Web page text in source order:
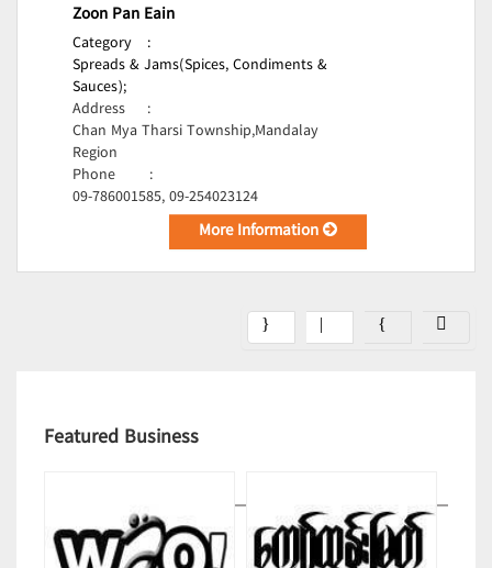
Zoon Pan Eain
Category
:
Spreads & Jams(Spices, Condiments &
Sauces);
Address
:
Chan Mya Tharsi Township,Mandalay
Region
Phone
:
09-786001585, 09-254023124
More Information
Featured Business